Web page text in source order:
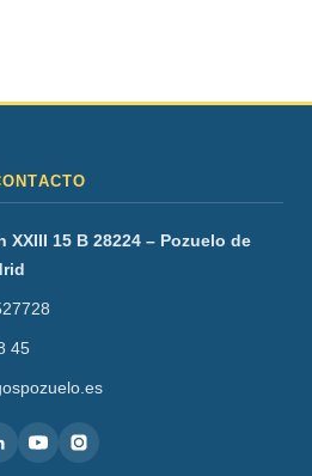
XXIII 15 B 28224 – Pozuelo de
45